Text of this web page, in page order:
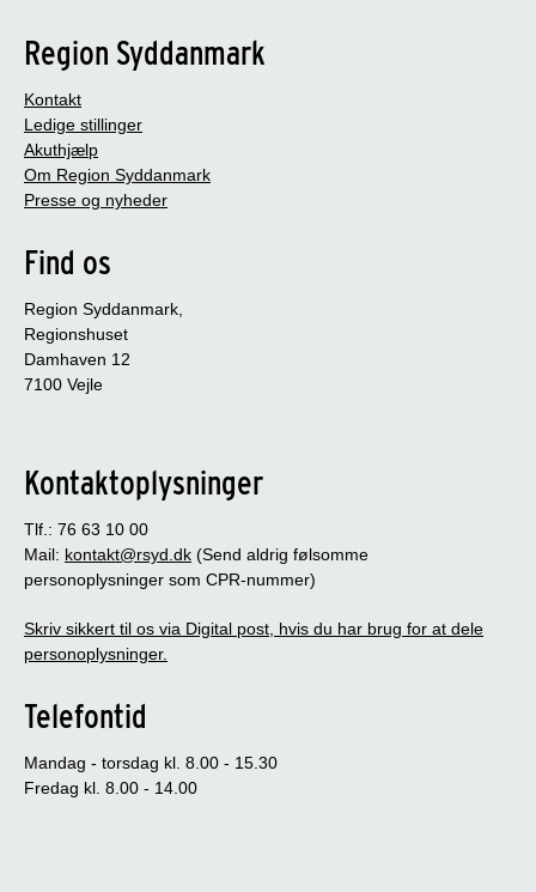
Region Syddanmark
Kontakt
Ledige stillinger
Akuthjælp
Om Region Syddanmark
Presse og nyheder
Find os
Region Syddanmark,
Regionshuset
Damhaven 12
7100 Vejle
Kontaktoplysninger
Tlf.: 76 63 10 00
Mail: kontakt@rsyd.dk (Send aldrig følsomme
personoplysninger som CPR-nummer)
Skriv sikkert til os via Digital post, hvis du har brug for at dele
personoplysninger.
Telefontid
Mandag - torsdag kl. 8.00 - 15.30
Fredag kl. 8.00 - 14.00